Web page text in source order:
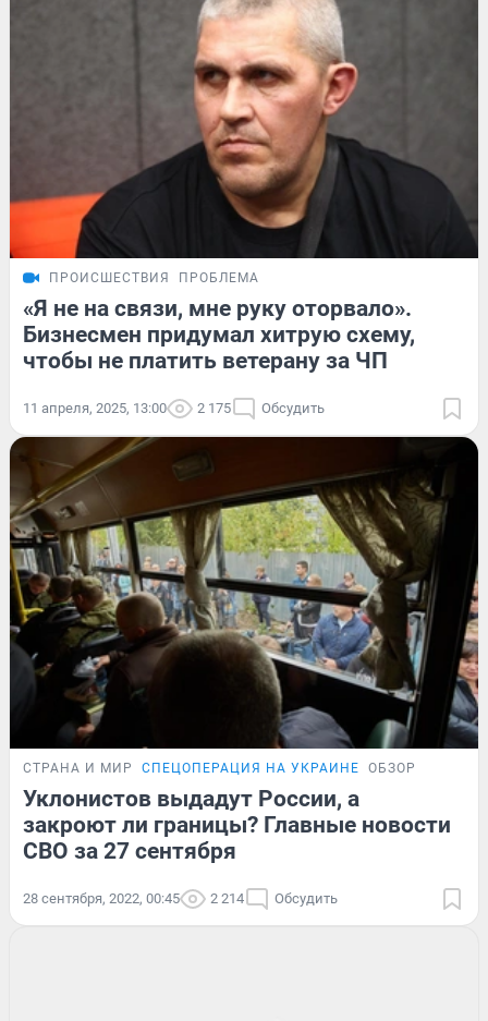
ПРОИСШЕСТВИЯ ПРОБЛЕМА
«Я не на связи, мне руку оторвало».
Бизнесмен придумал хитрую схему,
чтобы не платить ветерану за ЧП
11 апреля, 2025, 13:00 2 175 Обсудить
СТРАНА И МИР СПЕЦОПЕРАЦИЯ НА УКРАИНЕ ОБЗОР
Уклонистов выдадут России, а
закроют ли границы? Главные новости
СВО за 27 сентября
28 сентября, 2022, 00:45 2 214 Обсудить